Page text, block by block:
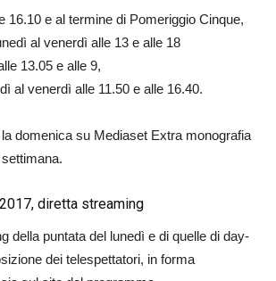
16.10 e al termine di Pomeriggio Cinque,
al venerdì alle 13 e alle 18
13.05 e alle 9,
al venerdì alle 11.50 e alle 16.40.
domenica su Mediaset Extra monografia
diretta streaming
della puntata del lunedì e di quelle di day-
dei telespettatori, in forma